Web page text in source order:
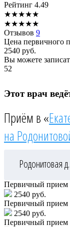
Рейтинг 4.49
★★★★★
★★★★★
Отзывов 9
Цена первичного
2540 руб.
Вы можете
52
Этот врач
Приём в «
на
Родонитовая
Первичный прием
2540 руб.
Первичный прием
2540 руб.
Первичный прием